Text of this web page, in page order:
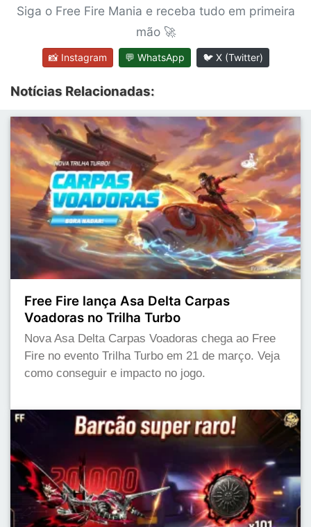
Siga o Free Fire Mania e receba tudo em primeira
mão 🚀
📸 Instagram 💬 WhatsApp 🐦 X (Twitter)
Notícias Relacionadas:
Free Fire lança Asa Delta Carpas
Voadoras no Trilha Turbo
Nova Asa Delta Carpas Voadoras chega ao Free
Fire no evento Trilha Turbo em 21 de março. Veja
como conseguir e impacto no jogo.